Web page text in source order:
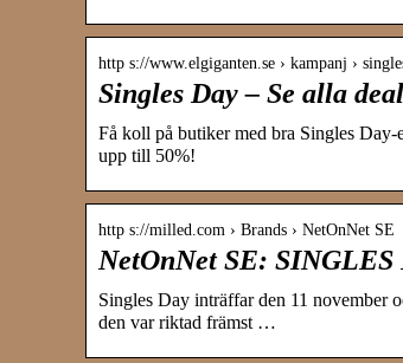
http s://www.elgiganten.se › kampanj ›
Singles Day – Se alla
Få koll på butiker med bra Singles
upp till 50%!
http s://milled.com › Brands › NetOnNet SE
NetOnNet SE:
Singles Day inträffar den 11 november
den var riktad främst …